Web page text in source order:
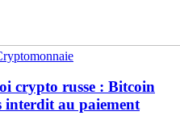
crypto russe : Bitcoin
interdit au paiement